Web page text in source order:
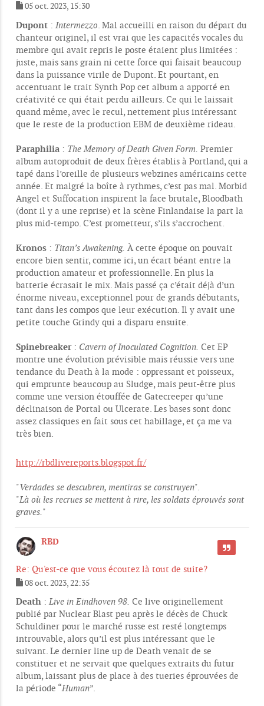
e
s
a
g
e
05 oct. 2023, 15:30
Dupont : Intermezzo . Mal accueilli en raison du départ du
chanteur originel, il est vrai que les capacités vocales du
membre qui avait repris le poste étaient plus limitées :
juste, mais sans grain ni cette force qui faisait beaucoup
dans la puissance virile de Dupont. Et pourtant, en
accentuant le trait Synth Pop cet album a apporté en
créativité ce qui était perdu ailleurs. Ce qui le laissait
quand même, avec le recul, nettement plus intéressant
que le reste de la production EBM de deuxième rideau.
Paraphilia : The Memory of Death Given Form. Premier
album autoproduit de deux frères établis à Portland, qui a
tapé dans l’oreille de plusieurs webzines américains cette
année. Et malgré la boîte à rythmes, c’est pas mal. Morbid
Angel et Suffocation inspirent la face brutale, Bloodbath
(dont il y a une reprise) et la scène Finlandaise la part la
plus mid-tempo. C’est prometteur, s’ils s’accrochent.
Kronos : Titan’s Awakening. À cette époque on pouvait
encore bien sentir, comme ici, un écart béant entre la
production amateur et professionnelle. En plus la
batterie écrasait le mix. Mais passé ça c’était déjà d’un
énorme niveau, exceptionnel pour de grands débutants,
tant dans les compos que leur exécution. Il y avait une
petite touche Grindy qui a disparu ensuite.
Spinebreaker: Cavern of Inoculated Cognition. Cet EP
montre une évolution prévisible mais réussie vers une
tendance du Death à la mode : oppressant et poisseux,
qui emprunte beaucoup au Sludge, mais peut-être plus
comme une version étouffée de Gatecreeper qu’une
déclinaison de Portal ou Ulcerate. Les bases sont donc
assez classiques en fait sous cet habillage, et ça me va
très bien.
http://rbdlivereports.blogspot.fr/
"Verdades se descubren, mentiras se construyen".
"Là où les recrues se mettent à rire, les soldats éprouvés sont
graves. "
RBD
Re: Qu'est-ce que vous écoutez là tout de suite?
CITER
e
s
a
g
e
08 oct. 2023, 22:35
Death :Live in Eindhoven 98. Ce live originellement
publié par Nuclear Blast peu après le décès de Chuck
Schuldiner pour le marché russe est resté longtemps
introuvable, alors qu’il est plus intéressant que le
suivant. Le dernier line up de Death venait de se
constituer et ne servait que quelques extraits du futur
album, laissant plus de place à des tueries éprouvées de
la période “Human”.